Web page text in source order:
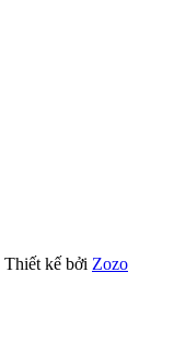
Thiết kế bởi Zozo